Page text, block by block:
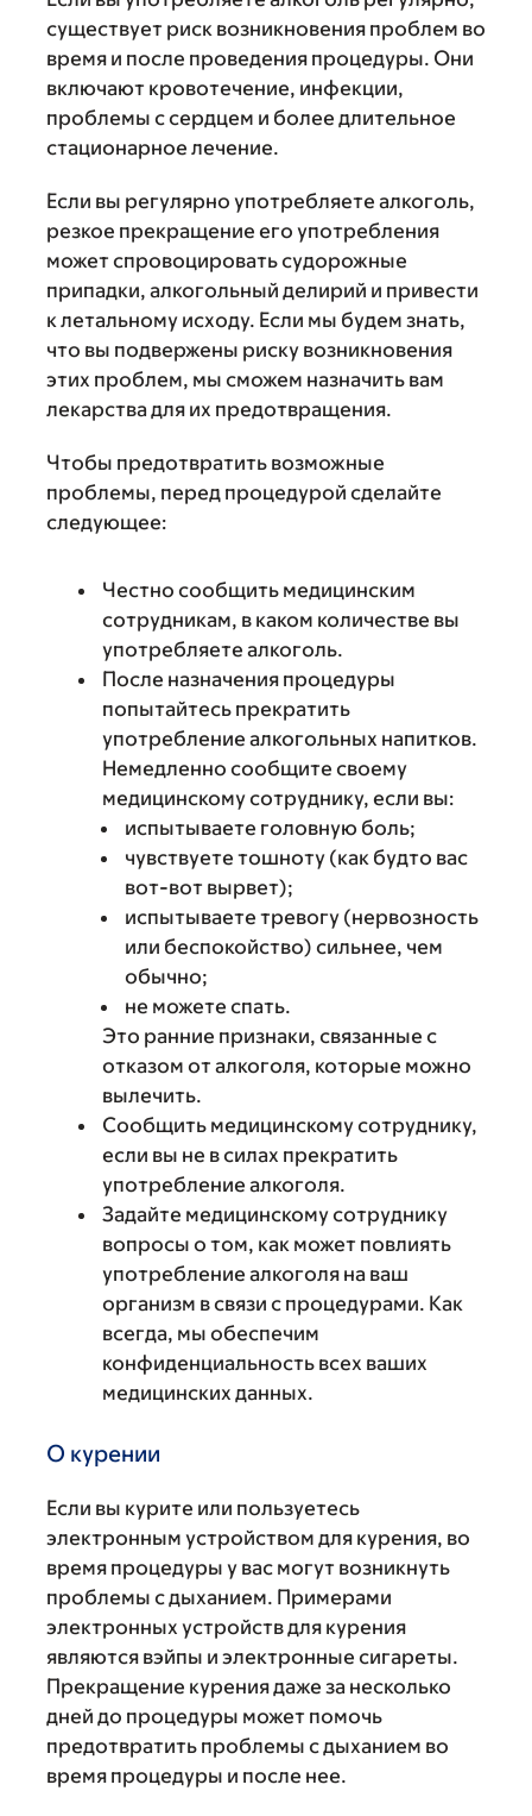
существует риск возникновения проблем во
время и после проведения процедуры. Они
включают кровотечение, инфекции,
проблемы с сердцем и более длительное
стационарное лечение.
Если вы регулярно употребляете алкоголь,
резкое прекращение его употребления
может спровоцировать судорожные
припадки, алкогольный делирий и привести
к летальному исходу. Если мы будем знать,
что вы подвержены риску возникновения
этих проблем, мы сможем назначить вам
лекарства для их предотвращения.
Чтобы предотвратить возможные
проблемы, перед процедурой сделайте
следующее:
Честно сообщить медицинским
сотрудникам, в каком количестве вы
употребляете алкоголь.
После назначения процедуры
попытайтесь прекратить
употребление алкогольных напитков.
Немедленно сообщите своему
медицинскому сотруднику, если вы:
испытываете головную боль;
чувствуете тошноту (как будто вас
вот-вот вырвет);
испытываете тревогу (нервозность
или беспокойство) сильнее, чем
обычно;
не можете спать.
Это ранние признаки, связанные с
отказом от алкоголя, которые можно
вылечить.
Сообщить медицинскому сотруднику,
если вы не в силах прекратить
употребление алкоголя.
Задайте медицинскому сотруднику
вопросы о том, как может повлиять
употребление алкоголя на ваш
организм в связи с процедурами. Как
всегда, мы обеспечим
конфиденциальность всех ваших
медицинских данных.
О курении
Если вы курите или пользуетесь
электронным устройством для курения, во
время процедуры у вас могут возникнуть
проблемы с дыханием. Примерами
электронных устройств для курения
являются вэйпы и электронные сигареты.
Прекращение курения даже за несколько
дней до процедуры может помочь
предотвратить проблемы с дыханием во
время процедуры и после нее.